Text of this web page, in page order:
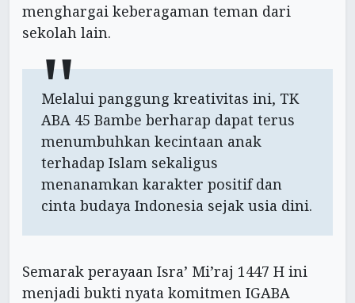
menghargai keberagaman teman dari
sekolah lain.
Melalui panggung kreativitas ini, TK
ABA 45 Bambe berharap dapat terus
menumbuhkan kecintaan anak
terhadap Islam sekaligus
menanamkan karakter positif dan
cinta budaya Indonesia sejak usia dini.
Semarak perayaan Isra’ Mi’raj 1447 H ini
menjadi bukti nyata komitmen IGABA